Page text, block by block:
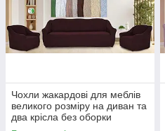
Чохли жакардові для меблів
великого розміру на диван та
два крісла без оборки
натяжні Venera шоколад